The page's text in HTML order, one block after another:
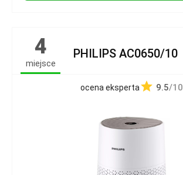
4
miejsce
PHILIPS AC0650/10
ocena eksperta 9.5/10